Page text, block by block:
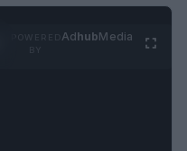
AdhubMedia